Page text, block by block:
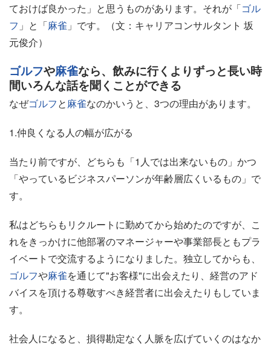
ておけば良かった」と思うものがあります。それが「ゴル
フ 」と「麻雀 」です。（文：キャリアコンサルタント 坂
元俊介）
ゴルフや麻雀なら、飲みに行くよりずっと長い時
間いろんな話を聞くことができる
なぜゴルフと麻雀なのかいうと、3つの理由があります。
1.仲良くなる人の幅が広がる
当たり前ですが、どちらも「1人では出来ないもの」かつ
「やっているビジネスパーソンが年齢層広くいるもの」で
す。
私はどちらもリクルートに勤めてから始めたのですが、こ
れをきっかけに他部署のマネージャーや事業部長ともプラ
イベートで交流するようになりました。独立してからも、
ゴルフや麻雀を通じて"お客様"に出会えたり、経営のアド
バイスを頂ける尊敬すべき経営者に出会えたりもしていま
す。
社会人になると、損得勘定なく人脈を広げていくのはなか